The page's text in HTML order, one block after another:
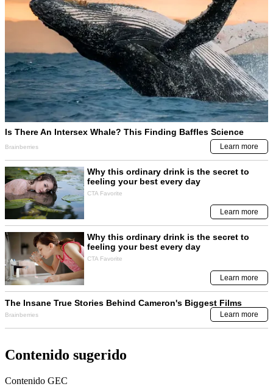
Contenido sugerido
Contenido GEC